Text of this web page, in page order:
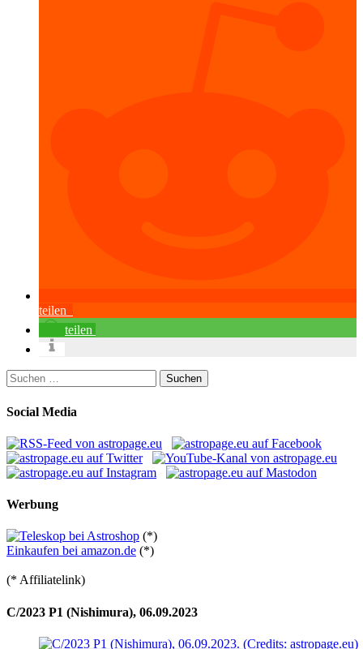
teilen
teilen
Suchen
nach:
Social Media
Werbung
(*)
Einkaufen bei amazon.de (*)
(* Affiliatelink)
C/2023 P1 (Nishimura), 06.09.2023